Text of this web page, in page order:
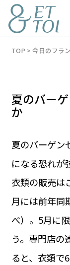
リュクス
GOURMET
グルメ
ライフスタイル
BUSINESS
TOP > 今日のフラ
夏のバー
か
夏のバーゲン
になる恐れが
衣類の販売は
月には前年同
べ）。5月に
う。専門店の
ると、衣類で